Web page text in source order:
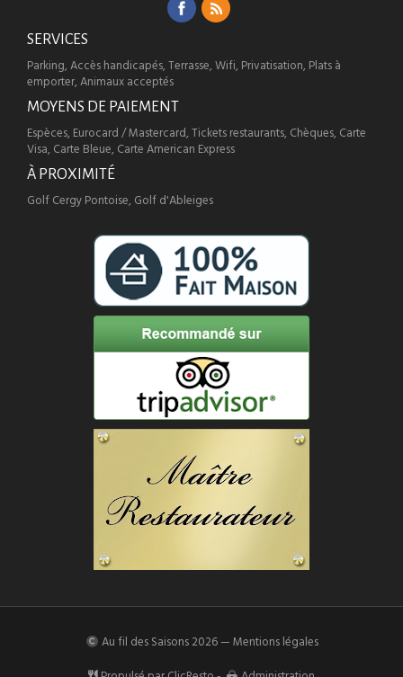
SERVICES
Parking, Accès handicapés, Terrasse, Wifi, Privatisation, Plats à
emporter, Animaux acceptés
MOYENS DE PAIEMENT
Espèces, Eurocard / Mastercard, Tickets restaurants, Chèques, Carte
Visa, Carte Bleue, Carte American Express
À PROXIMITÉ
Golf Cergy Pontoise, Golf d'Ableiges
Au fil des Saisons 2026 —Mentions légales